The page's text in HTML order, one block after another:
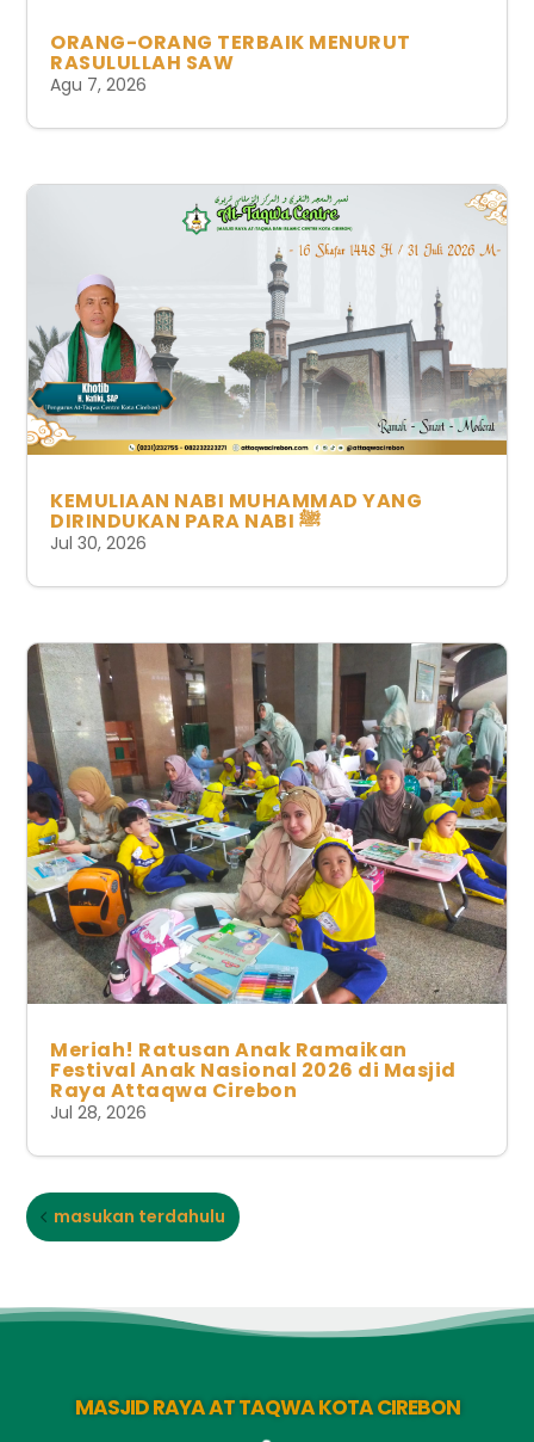
ORANG-ORANG TERBAIK MENURUT
RASULULLAH SAW
Agu 7, 2026
KEMULIAAN NABI MUHAMMAD YANG
DIRINDUKAN PARA NABI ﷺ
Jul 30, 2026
Meriah! Ratusan Anak Ramaikan
Festival Anak Nasional 2026 di Masjid
Raya Attaqwa Cirebon
Jul 28, 2026
masukan terdahulu
MASJID RAYA AT TAQWA KOTA CIREBON